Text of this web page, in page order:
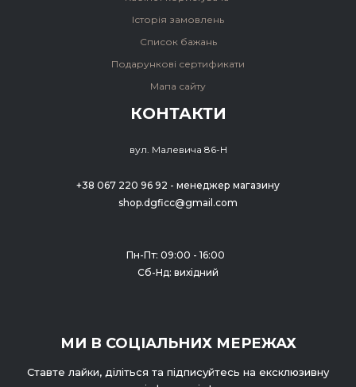
Історія замовлень
Список бажань
Подарункові сертификати
Мапа сайту
КОНТАКТИ
вул. Малевича 86-Н
+38 067 220 96 92 - менеджер магазину
shop.dgficc@gmail.com
Пн-Пт: 09:00 - 16:00
Сб-Нд: вихідний
МИ В СОЦІАЛЬНИХ МЕРЕЖАХ
Ставте лайки, діліться та підписуйтесь на ексклюзивну